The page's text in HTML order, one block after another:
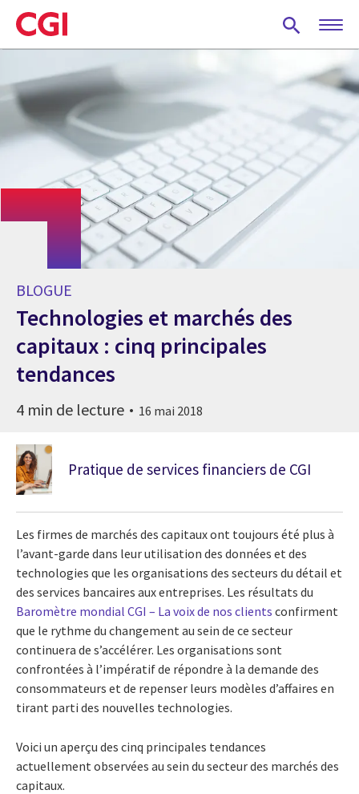
Skip
to
main
BLOGUE
Technologies et marchés des
capitaux : cinq principales
tendances
4 min de lecture 16 mai 2018
Pratique de services financiers de CGI
Les firmes de marchés des capitaux ont toujours été plus à
l’avant-garde dans leur utilisation des données et des
technologies que les organisations des secteurs du détail et
des services bancaires aux entreprises. Les résultats du
Baromètre mondial CGI – La voix de nos clients confirment
que le rythme du changement au sein de ce secteur
continuera de s’accélérer. Les organisations sont
confrontées à l’impératif de répondre à la demande des
consommateurs et de repenser leurs modèles d’affaires en
tirant parti des nouvelles technologies.
Voici un aperçu des cinq principales tendances
actuellement observées au sein du secteur des marchés des
capitaux.